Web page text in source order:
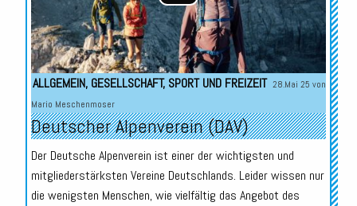
ALLGEMEIN, GESELLSCHAFT, SPORT UND FREIZEIT 28.Mai 25 von
Mario Meschenmoser
Deutscher Alpenverein (DAV)
Der Deutsche Alpenverein ist einer der wichtigsten und
mitgliederstärksten Vereine Deutschlands. Leider wissen nur
die wenigsten Menschen, wie vielfältig das Angebot des